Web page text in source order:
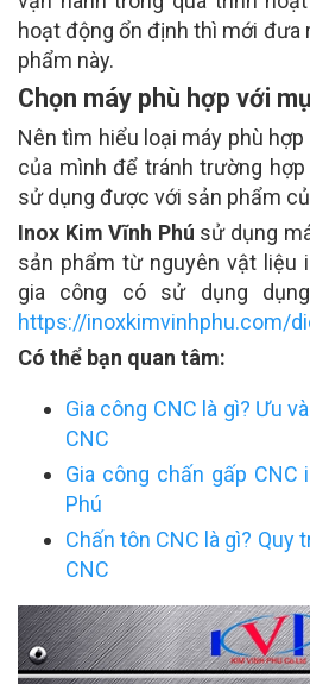
hoạt động ổn định thì mới đưa
phẩm này.
Chọn máy phù hợp với
Nên tìm hiểu loại máy phù
của mình để tránh trường
sử dụng được với sản phẩm
Inox Kim Vĩnh Phú sử dụng
sản phẩm từ nguyên vật liệu
gia công có sử dụng
https://inoxkimvinhphu.com/
Có thể bạn quan tâm:
Gia công CNC là gì? Ưu
CNC
Gia công chấn gấp CNC
Phú
Chấn tôn CNC là gì? Quy
CNC